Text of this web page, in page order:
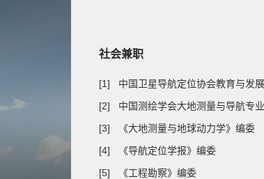
社会兼职
[1] 中国卫星导航定位协会教育与发
[2] 中国测绘学会大地测量与导航专
[3] 《大地测量与地球动力学》编委
[4] 《导航定位学报》编委
[5] 《工程勘察》编委